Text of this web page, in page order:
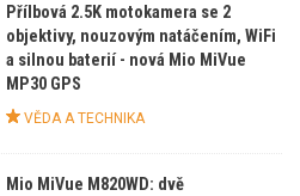
Přílbová 2.5K motokamera se 2
objektivy, nouzovým natáčením, WiFi
a silnou baterií - nová Mio MiVue
MP30 GPS
VĚDA A TECHNIKA
Mio MiVue M820WD: dvě